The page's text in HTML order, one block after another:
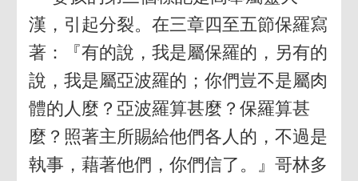
漢，引起分裂。在三章四至五節保羅寫
著：『有的說，我是屬保羅的，另有的
說，我是屬亞波羅的；你們豈不是屬肉
體的人麼？亞波羅算甚麼？保羅算甚
麼？照著主所賜給他們各人的，不過是
執事，藉著他們，你們信了。』哥林多